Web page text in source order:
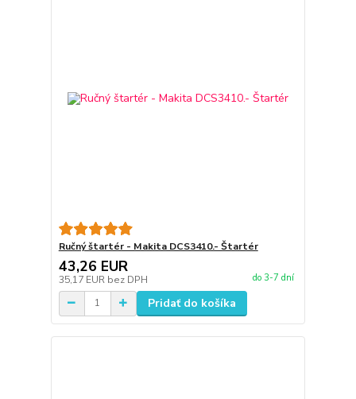
Ručný štartér - Makita DCS3410.- Štartér
43,26 EUR
35,17 EUR bez DPH do 3-7 dní
Pridať do košíka